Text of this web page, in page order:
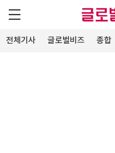
전체기사 글로벌비즈 종합